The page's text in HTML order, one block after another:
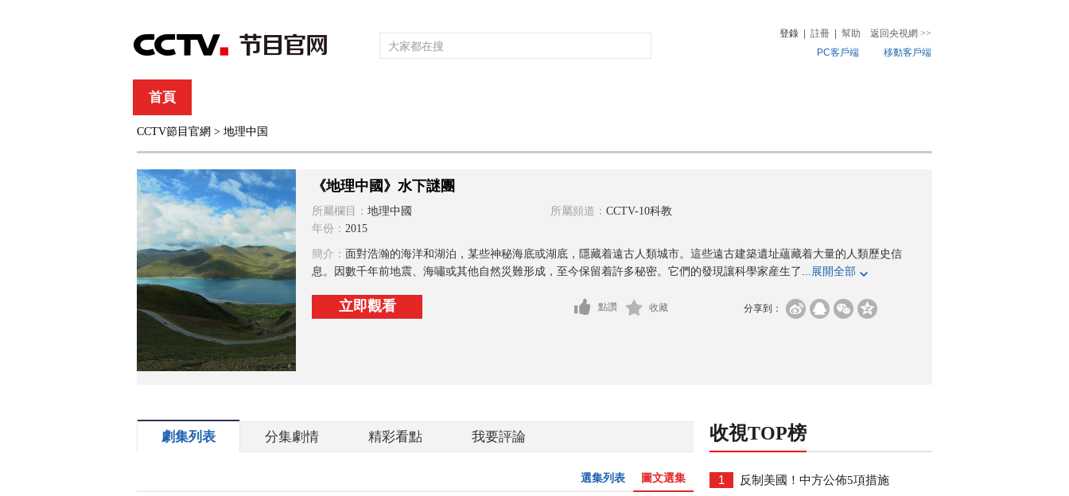
登錄 註冊 幫助 返回央視網 >>
PC客戶端
移動客戶端
首頁
綜合 新聞 財經 綜藝
CCTV節目官網 > 地理中国
《地理中國》水下謎團
所屬欄目： 地理中國 所屬頻道： CCTV-10科教
年份： 2015
簡介： 面對浩瀚的海洋和湖泊，某些神秘海底或湖底，隱藏着遠古人類城市。這些遠古建築遺址蘊藏着大量的人類歷史信
息。因數千年前地震、海嘯或其他自然災難形成，至今保留着許多秘密。它們的發現讓科學家産生了...展開全部
立即觀看 分享到：
點讚 收藏
劇集列表 分集劇情 精彩看點 我要評論
圖文選集
選集列表
收視TOP榜
1 反制美國！中方公佈5項措施